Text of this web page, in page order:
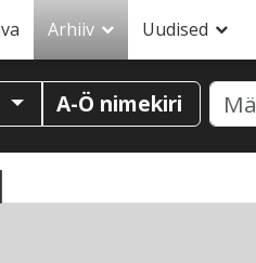
Arhiiv Uudised
A-Ö nimekiri